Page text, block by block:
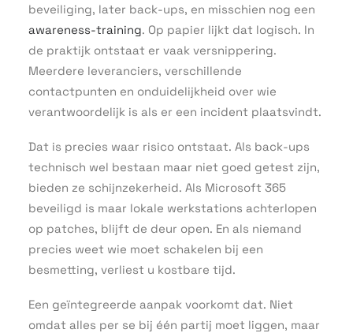
beveiliging, later back-ups, en misschien nog een
awareness-training. Op papier lijkt dat logisch. In
de praktijk ontstaat er vaak versnippering.
Meerdere leveranciers, verschillende
contactpunten en onduidelijkheid over wie
verantwoordelijk is als er een incident plaatsvindt.
Dat is precies waar risico ontstaat. Als back-ups
technisch wel bestaan maar niet goed getest zijn,
bieden ze schijnzekerheid. Als Microsoft 365
beveiligd is maar lokale werkstations achterlopen
op patches, blijft de deur open. En als niemand
precies weet wie moet schakelen bij een
besmetting, verliest u kostbare tijd.
Een geïntegreerde aanpak voorkomt dat. Niet
omdat alles per se bij één partij moet liggen, maar